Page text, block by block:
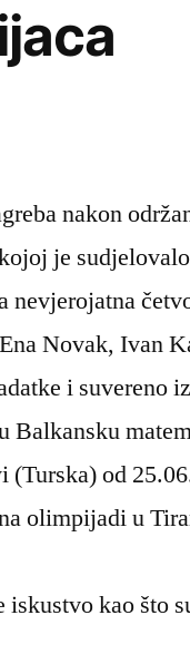
nakon
je
Novak, Ivan
i suvereno
Balkansku
od
olimpijadi u
kao što